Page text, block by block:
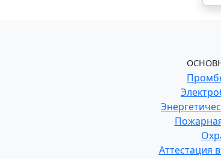
Аттестация